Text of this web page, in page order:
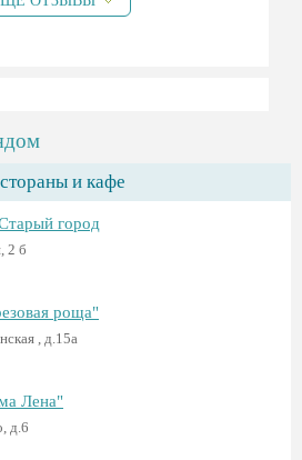
и кафе
город
2 б
роща"
, д.15а
Лена"
д.6